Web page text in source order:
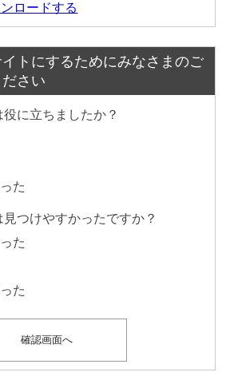
ロードする
トにするためにみなさまのご
さい
に立ちましたか？
た
つけやすかったですか？
た
た